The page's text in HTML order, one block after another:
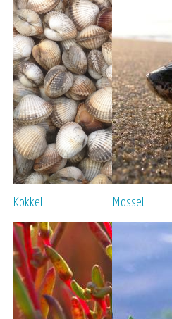
Kokkel Mossel